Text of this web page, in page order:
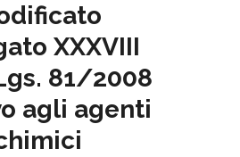
XXXVIII
81/2008
agli agenti